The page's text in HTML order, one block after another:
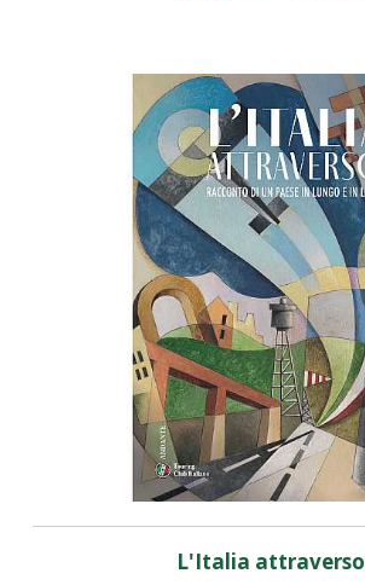
L'Italia attraverso